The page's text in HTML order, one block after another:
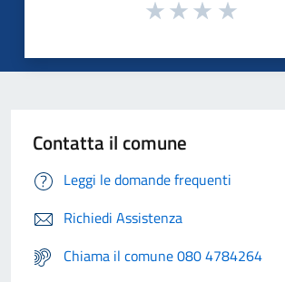
Contatta il comune
Leggi le domande frequenti
Richiedi Assistenza
Chiama il comune 080 4784264